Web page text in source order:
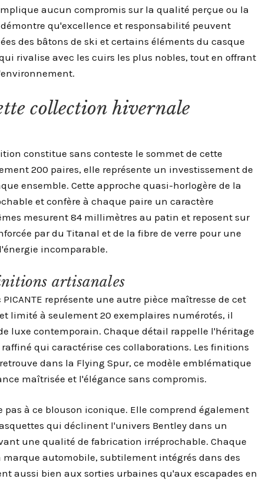
aucun compromis sur la qualité perçue ou la
qu'excellence et responsabilité peuvent
des bâtons de ski et certains éléments du casque
rivalise avec les cuirs les plus nobles, tout en offrant
collection hivernale
constitue sans conteste le sommet de cette
200 paires, elle représente un investissement de
ensemble. Cette approche quasi-horlogère de la
et confère à chaque paire un caractère
mesurent 84 millimètres au patin et reposent sur
par du Titanal et de la fibre de verre pour une
incomparable.
artisanales
représente une autre pièce maîtresse de cet
limité à seulement 20 exemplaires numérotés, il
luxe contemporain. Chaque détail rappelle l'héritage
qui caractérise ces collaborations. Les finitions
dans la Flying Spur, ce modèle emblématique
maîtrisée et l'élégance sans compromis.
pas à ce blouson iconique. Elle comprend également
qui déclinent l'univers Bentley dans un
une qualité de fabrication irréprochable. Chaque
automobile, subtilement intégrés dans des
aussi bien aux sorties urbaines qu'aux escapades en